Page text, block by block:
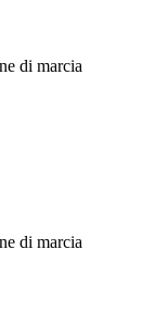
di marcia
di marcia